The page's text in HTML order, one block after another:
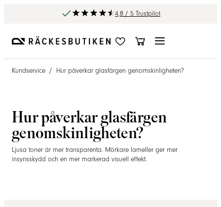
4,8 / 5 Trustpilot
Kundservice / Hur påverkar glasfärgen genomskinligheten?
Hur påverkar glasfärgen
genomskinligheten?
Ljusa toner är mer transparenta. Mörkare lameller ger mer
insynsskydd och en mer markerad visuell effekt.